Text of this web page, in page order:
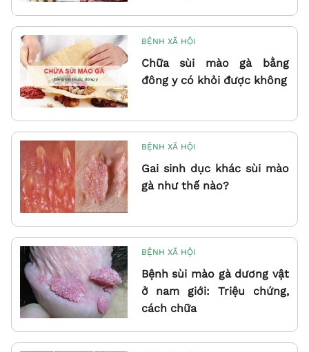
BỆNH XÃ HỘI
Chữa sùi mào gà bằng
đông y có khỏi được không
BỆNH XÃ HỘI
Gai sinh dục khác sùi mào
gà như thế nào?
BỆNH XÃ HỘI
Bệnh sùi mào gà dương vật
ở nam giới: Triệu chứng,
cách chữa